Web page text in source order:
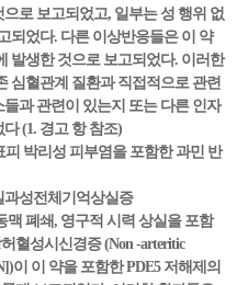
로 보고되었고, 일부는 성 행위 없
되었다. 다른 이상반응들은 이 약
발생한 것으로 보고되었다. 이러한
심혈관계 질환과 직접적으로 관련
과 관련이 있는지 또는 다른 인자
(1. 경고 항 참조)
박리성 피부염을 포함한 과민 반
과성전체기억상실증
맥 폐쇄, 영구적 시력 상실을 포함
혈성시신경증 (Non -arteritic
이 이 약을 포함한 PDE5 저해제의